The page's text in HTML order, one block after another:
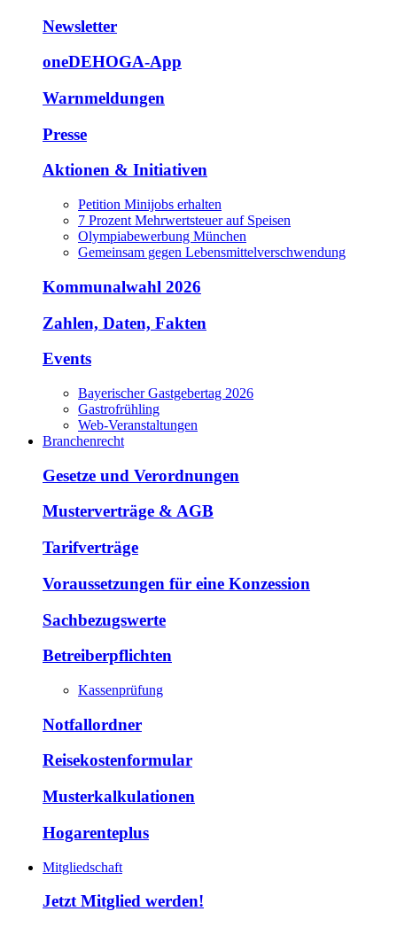
Newsletter
oneDEHOGA-App
Warnmeldungen
Presse
Aktionen & Initiativen
Petition Minijobs erhalten
7 Prozent Mehrwertsteuer auf Speisen
Olympiabewerbung München
Gemeinsam gegen Lebensmittelverschwendung
Kommunalwahl 2026
Zahlen, Daten, Fakten
Events
Bayerischer Gastgebertag 2026
Gastrofrühling
Web-Veranstaltungen
Branchenrecht
Gesetze und Verordnungen
Musterverträge & AGB
Tarifverträge
Voraussetzungen für eine Konzession
Sachbezugswerte
Betreiberpflichten
Kassenprüfung
Notfallordner
Reisekostenformular
Musterkalkulationen
Hogarenteplus
Mitgliedschaft
Jetzt Mitglied werden!